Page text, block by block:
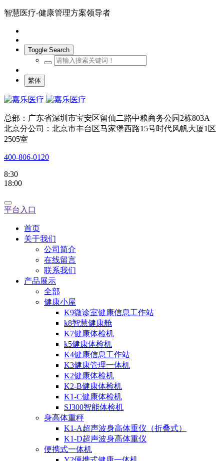
智慧医疗-健康管理方案领导者
Toggle Search
繁体
总部：广东省深圳市宝安区留仙二路中粮商务公园2栋803A
北京分公司：北京市丰台区马家堡西路15号时代风帆大厦1区
2505室
400-806-0120
8:30
18:00
平台入口
首页
关于我们
公司简介
在线留言
联系我们
产品展示
全部
健康小屋
K9微诊室健康信息工作站
k8智慧健康舱
K7健康体检机
k5健康体检机
K4健康信息工作站
K3健康管理一体机
K2健康体检机
K2-B健康体检机
K1-C健康体检机
SJ300智能体检机
身高体重秤
K1-A超声波身高体重仪（折叠式）
K1-D超声波身高体重仪
便携式一体机